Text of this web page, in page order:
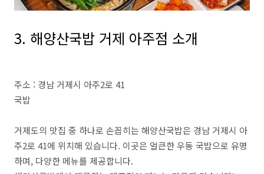
3. 해양산국밥 거제 아주점 소개
주소 : 경남 거제시 아주2로 41
국밥
거제도의 맛집 중 하나로 손꼽히는 해양산국밥은 경남 거제시 아
주2로 41에 위치해 있습니다. 이곳은 얼큰한 우동 국밥으로 유명
하며, 다양한 메뉴를 제공합니다.